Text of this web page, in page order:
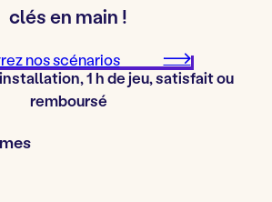
clés en main !
nos scénarios
1 h de jeu, satisfait ou
remboursé